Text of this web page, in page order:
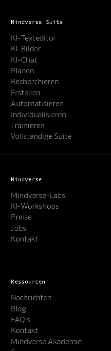
Online · KI-Assistent
Mindverse Suite
KI-Texteditor
KI-Bilder
KI-Chat
Planen
Recherchieren
Erstellen
Automatisieren
Individualisieren
Trainieren
Vollständige Suite
Mindverse
Mindverse-Labs
KI-Workshops
Preise
Jobs
Kontakt
Ressourcen
Nachrichten
Blog
FAQ's
Kontakt
Mindverse Akademie